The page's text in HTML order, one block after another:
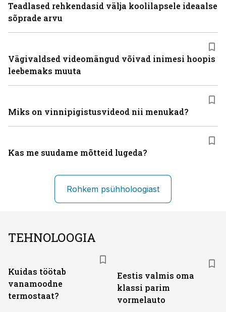
Teadlased rehkendasid välja koolilapsele ideaalse
sõprade arvu
Vägivaldsed videomängud võivad inimesi hoopis
leebemaks muuta
Miks on vinni­pigistusvideod nii menukad?
Kas me suudame mõtteid lugeda?
Rohkem psühholoogiast
TEHNOLOOGIA
Kuidas töötab
vanamoodne
termostaat?
Eestis valmis oma
klassi parim
vormelauto